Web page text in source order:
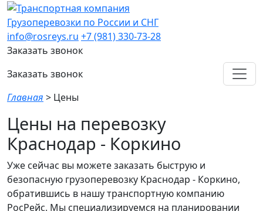
Грузоперевозки по России и СНГ
info@rosreys.ru +7 (981) 330-73-28
Заказать звонок
Заказать звонок
Главная > Цены
Цены на перевозку
Краснодар - Коркино
Уже сейчас вы можете заказать быструю и
безопасную грузоперевозку Краснодар - Коркино,
обратившись в нашу транспортную компанию
РосРейс. Мы специализируемся на планировании